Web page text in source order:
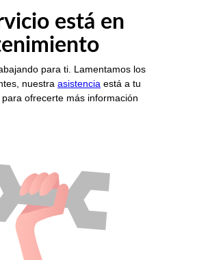
está en
para ti. Lamentamos los
nuestra asistencia está a tu
ofrecerte más información